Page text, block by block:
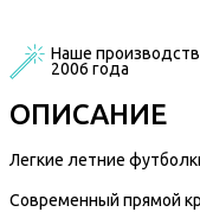
Наше
2006 года
ОПИСАНИЕ
Легкие летние
Современный прямой